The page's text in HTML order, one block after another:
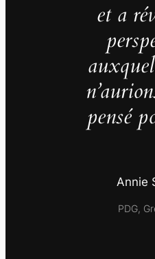
et a
pensé
Annie
PDG,